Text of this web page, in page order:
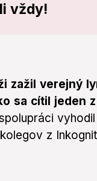
vždy!
zažil verejný
sa cítil jeden
z